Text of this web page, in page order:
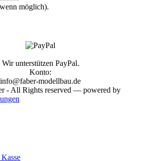
möglich).
Wir unterstützen PayPal.
Konto:
info@faber-modellbau.de
- All Rights reserved — powered by